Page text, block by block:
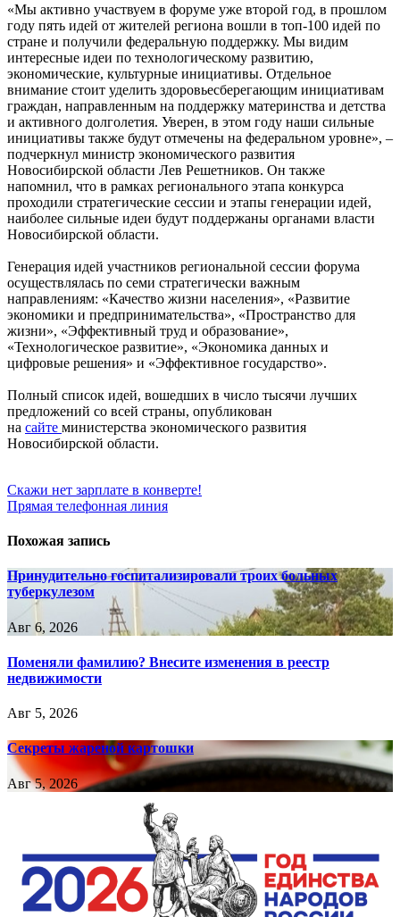
«Мы активно участвуем в форуме уже второй год, в прошлом
году пять идей от жителей региона вошли в топ-100 идей по
стране и получили федеральную поддержку. Мы видим
интересные идеи по технологическому развитию,
экономические, культурные инициативы. Отдельное
внимание стоит уделить здоровьесберегающим инициативам
граждан, направленным на поддержку материнства и детства
и активного долголетия. Уверен, в этом году наши сильные
инициативы также будут отмечены на федеральном уровне», –
подчеркнул министр экономического развития
Новосибирской области Лев Решетников. Он также
напомнил, что в рамках регионального этапа конкурса
проходили стратегические сессии и этапы генерации идей,
наиболее сильные идеи будут поддержаны органами власти
Новосибирской области.
Генерация идей участников региональной сессии форума
осуществлялась по семи стратегически важным
направлениям: «Качество жизни населения», «Развитие
экономики и предпринимательства», «Пространство для
жизни», «Эффективный труд и образование»,
«Технологическое развитие», «Экономика данных и
цифровые решения» и «Эффективное государство».
Полный список идей, вошедших в число тысячи лучших
предложений со всей страны, опубликован
на сайте министерства экономического развития
Новосибирской области.
Навигация
по
записям
Скажи нет зарплате в конверте!
Прямая телефонная линия
Похожая запись
Принудительно госпитализировали троих больных
туберкулезом
Авг 6, 2026
Поменяли фамилию? Внесите изменения в реестр
недвижимости
Авг 5, 2026
Секреты жареной картошки
Авг 5, 2026